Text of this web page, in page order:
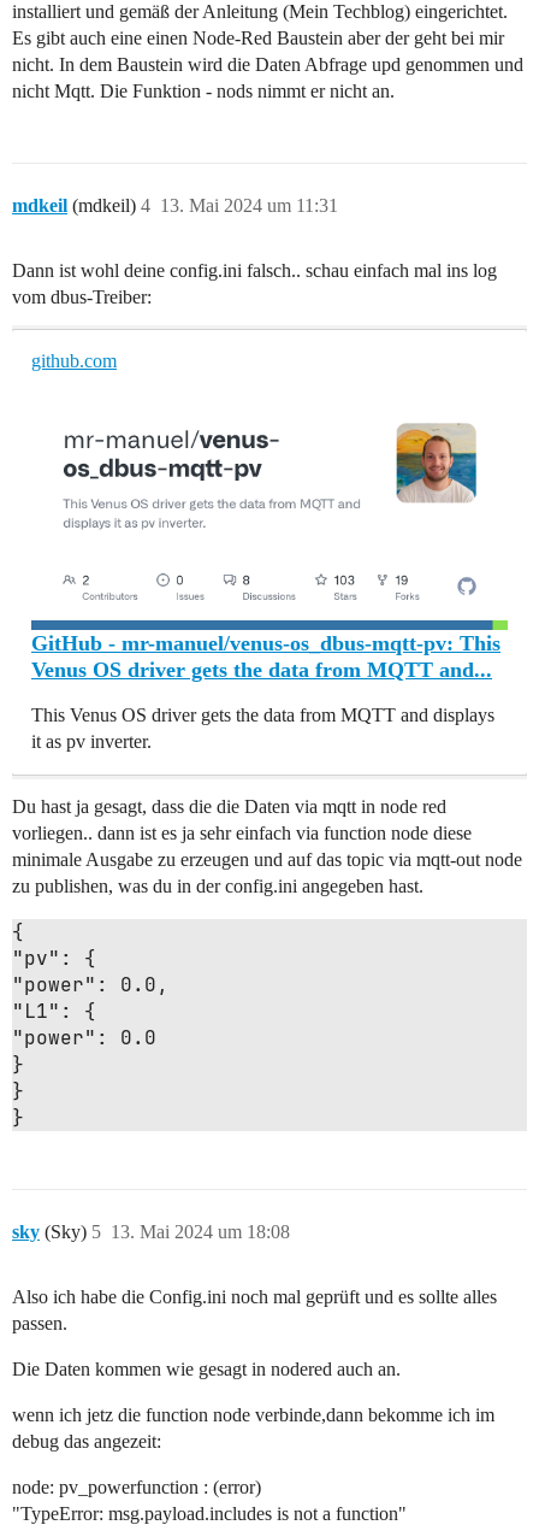
installiert und gemäß der Anleitung (Mein Techblog) eingerichtet.
Es gibt auch eine einen Node-Red Baustein aber der geht bei mir
nicht. In dem Baustein wird die Daten Abfrage upd genommen und
nicht Mqtt. Die Funktion - nods nimmt er nicht an.
mdkeil (mdkeil) 13. Mai 2024 um 11:31
4
Dann ist wohl deine config.ini falsch.. schau einfach mal ins log
vom dbus-Treiber:
github.com
GitHub - mr-manuel/venus-os_dbus-mqtt-pv: This
Venus OS driver gets the data from MQTT and...
This Venus OS driver gets the data from MQTT and displays
it as pv inverter.
Du hast ja gesagt, dass die die Daten via mqtt in node red
vorliegen.. dann ist es ja sehr einfach via function node diese
minimale Ausgabe zu erzeugen und auf das topic via mqtt-out node
zu publishen, was du in der config.ini angegeben hast.
"pv"
"power" : 0.0
"L1"
"power" : 0.0
}
}
}
sky (Sky) 13. Mai 2024 um 18:08
5
Also ich habe die Config.ini noch mal geprüft und es sollte alles
passen.
Die Daten kommen wie gesagt in nodered auch an.
wenn ich jetz die function node verbinde,dann bekomme ich im
debug das angezeit:
node: pv_powerfunction : (error)
"TypeError: msg.payload.includes is not a function"